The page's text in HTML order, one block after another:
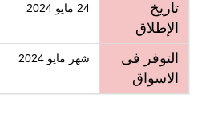
تاريخ
الإطلاق
24 مايو 2024
التوفر فى
الاسواق
شهر مايو 2024